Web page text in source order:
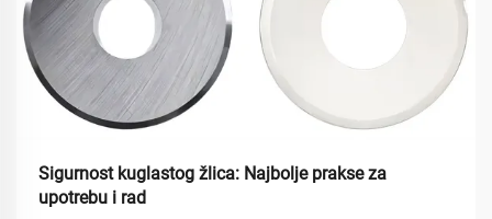
Sigurnost kuglastog žlica: Najbolje prakse za
upotrebu i rad